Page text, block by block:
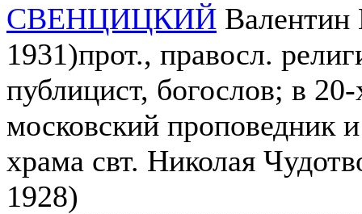
СВЕНЦИЦКИЙ Валентин
1931)прот., правосл.
публицист, богослов; в
московский проповедник
храма свт. Николая
1928)